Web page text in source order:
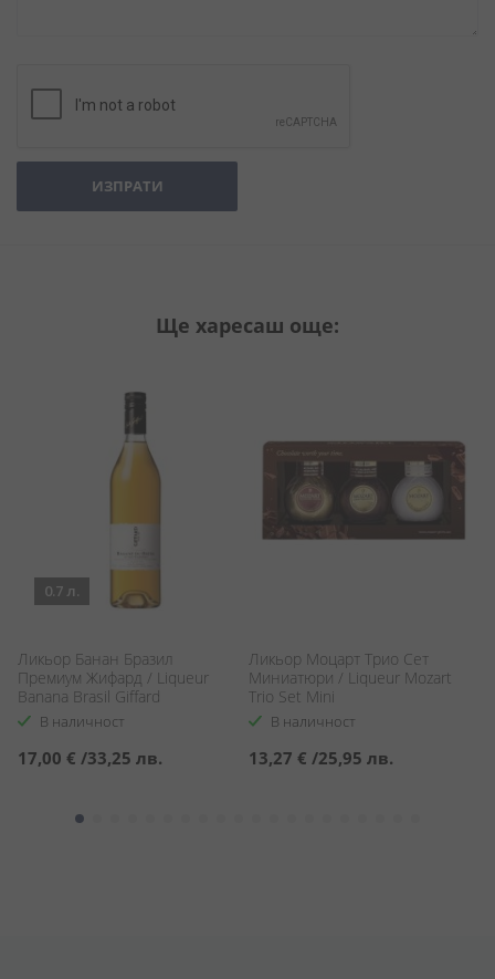
ИЗПРАТИ
Ще харесаш още:
0.7 л.
Ликьор Банан Бразил
Премиум Жифард / Liqueur
Banana Brasil Giffard
В наличност
17,00 € /33,25 лв.
Ликьор Моцарт Трио Сет
Миниатюри / Liqueur Mozart
Trio Set Mini
В наличност
13,27 € /25,95 лв.